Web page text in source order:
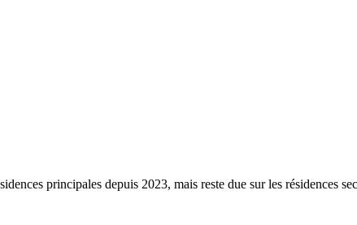
principales depuis 2023, mais reste due sur les résidences